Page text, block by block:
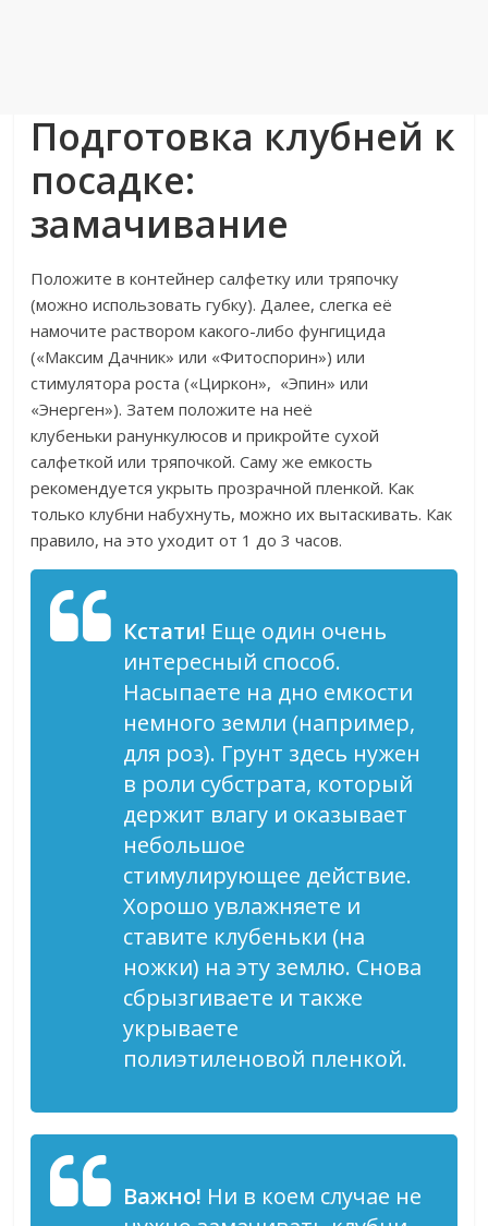
Подготовка клубней к
посадке:
замачивание
Положите в контейнер салфетку или тряпочку
(можно использовать губку). Далее, слегка её
намочите раствором какого-либо фунгицида
(«Максим Дачник» или «Фитоспорин») или
стимулятора роста («Циркон», «Эпин» или
«Энерген»). Затем положите на неё
клубеньки ранункулюсов и прикройте сухой
салфеткой или тряпочкой. Саму же емкость
рекомендуется укрыть прозрачной пленкой. Как
только клубни набухнуть, можно их вытаскивать. Как
правило, на это уходит от 1 до 3 часов.
Кстати! Еще один очень
интересный способ.
Насыпаете на дно емкости
немного земли (например,
для роз). Грунт здесь нужен
в роли субстрата, который
держит влагу и оказывает
небольшое
стимулирующее действие.
Хорошо увлажняете и
ставите клубеньки (на
ножки) на эту землю. Снова
сбрызгиваете и также
укрываете
полиэтиленовой пленкой.
Важно! Ни в коем случае не